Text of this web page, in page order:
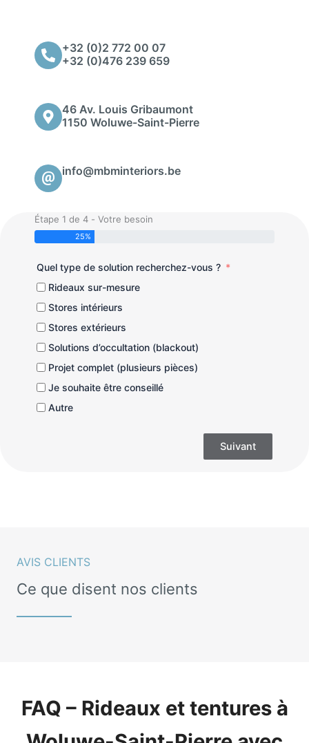
+32 (0)2 772 00 07
+32 (0)476 239 659
46 Av. Louis Gribaumont
1150 Woluwe-Saint-Pierre
info@mbminteriors.be
Étape 1 de 4 - Votre besoin
25%
Quel type de solution recherchez-vous ?
Rideaux sur-mesure
Stores intérieurs
Stores extérieurs
Solutions d’occultation (blackout)
Projet complet (plusieurs pièces)
Je souhaite être conseillé
Autre
Suivant
AVIS CLIENTS
Ce que disent nos clients
FAQ – Rideaux et tentures à